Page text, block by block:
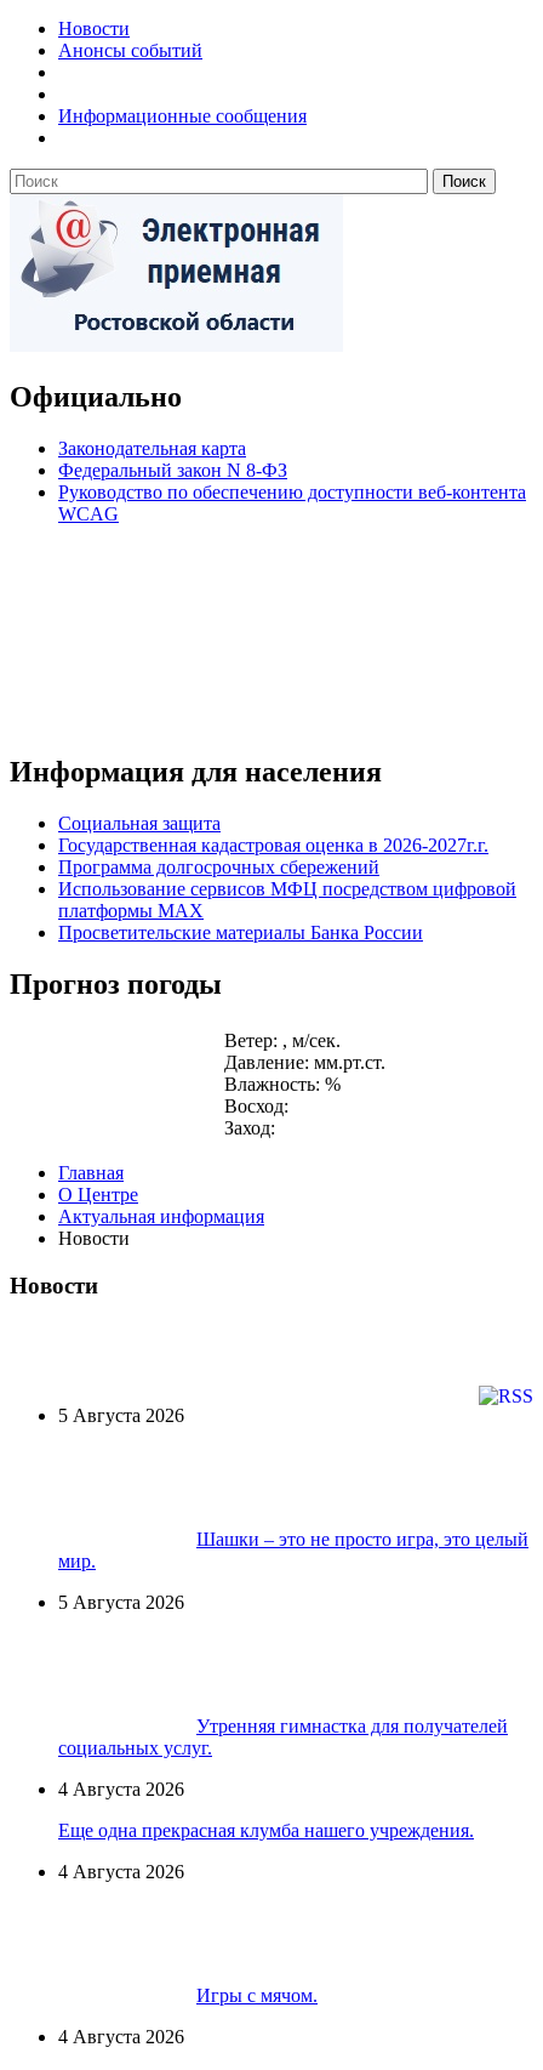
Новости
Анонсы событий
Информационные сообщения
Официально
Законодательная карта
Федеральный закон N 8-ФЗ
Руководство по обеспечению доступности веб-контента
WCAG
Информация для населения
Социальная защита
Государственная кадастровая оценка в 2026-2027г.г.
Программа долгосрочных сбережений
Использование сервисов МФЦ посредством цифровой
платформы MAX
Просветительские материалы Банка России
Прогноз погоды
Ветер: , м/сек.
Давление: мм.рт.ст.
Влажность: %
Восход:
Заход:
Главная
О Центре
Актуальная информация
Новости
Новости
5 Августа 2026
Шашки – это не просто игра, это целый
мир.
5 Августа 2026
Утренняя гимнастка для получателей
социальных услуг.
4 Августа 2026
Еще одна прекрасная клумба нашего учреждения.
4 Августа 2026
Игры с мячом.
4 Августа 2026